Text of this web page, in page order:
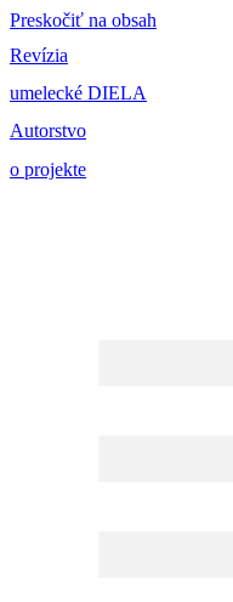
Preskočiť na obsah
Revízia
umelecké DIELA
Autorstvo
o projekte